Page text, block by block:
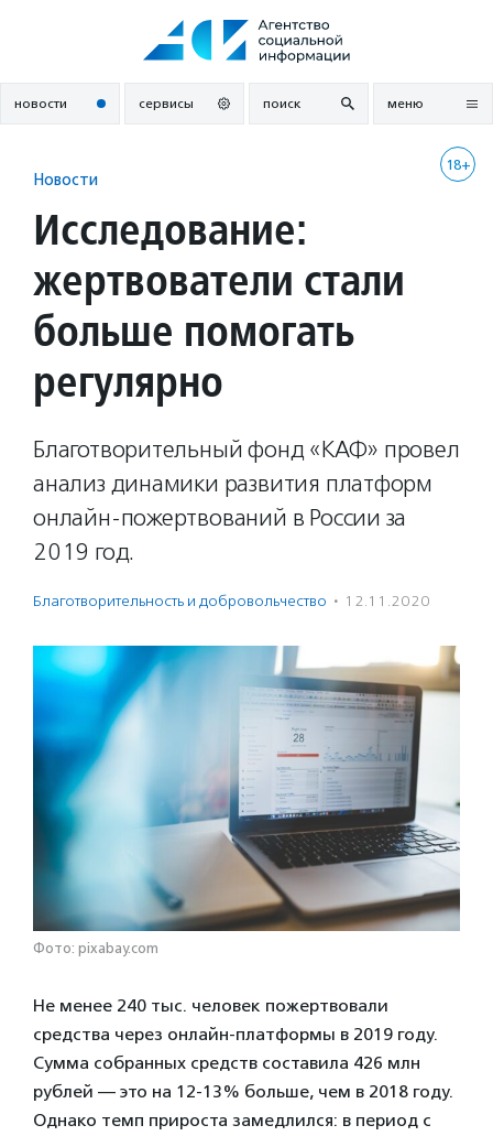
новости сервисы поиск меню
18+
Новости
Исследование:
жертвователи стали
больше помогать
регулярно
Благотворительный фонд «КАФ» провел
анализ динамики развития платформ
онлайн-пожертвований в России за
2019 год.
Благотвори­тель­ность и доброволь­чест­во · 12.11.2020
Фото: pixabay.com
Не менее 240 тыс. человек пожертвовали
средства через онлайн-платформы в 2019 году.
Сумма собранных средств составила 426 млн
рублей — это на 12-13% больше, чем в 2018 году.
Однако темп прироста замедлился: в период с